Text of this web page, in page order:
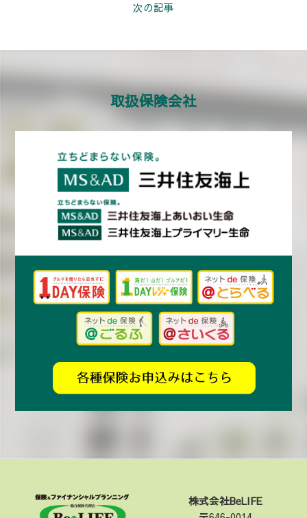
次の記事
取扱保険会社
株式会社BeLIFE